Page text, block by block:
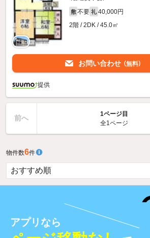
敷 不要 礼 40,000円
2階 / 2DK / 45.0㎡
お問い合わせ （無料）
提供
前へ
1ページ目
全1ページ
物件数6件
アプリなら